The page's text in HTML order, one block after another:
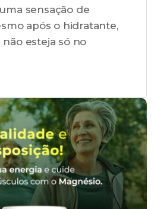
sensação de
após o hidratante,
esteja só no